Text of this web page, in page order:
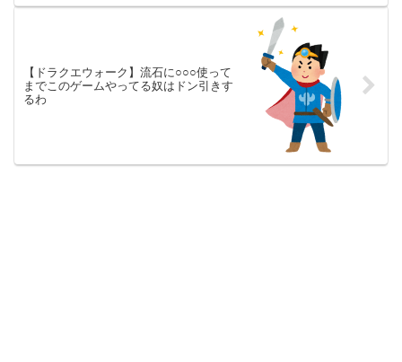
【ドラクエウォーク】流石に○○○使って
までこのゲームやってる奴はドン引きす
るわ